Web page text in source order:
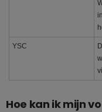
YSC
Hoe kan ik mijn